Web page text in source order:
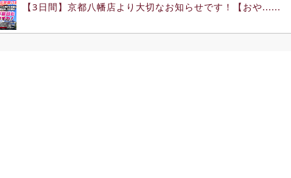
【3日間】京都八幡店より大切なお知らせです！【おや......